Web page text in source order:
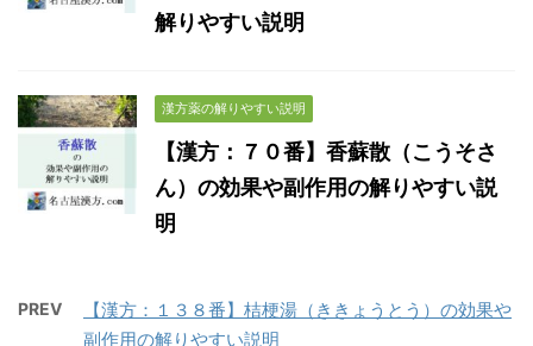
解りやすい説明
漢方薬の解りやすい説明
【漢方：７０番】香蘇散（こうそさ
ん）の効果や副作用の解りやすい説
明
PREV
【漢方：１３８番】桔梗湯（ききょうとう）の効果や
副作用の解りやすい説明